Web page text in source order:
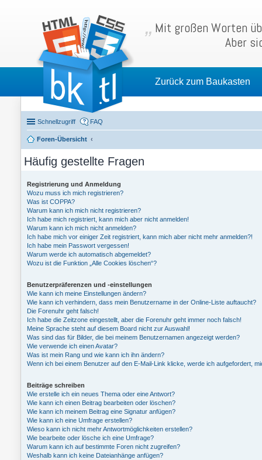
Mit großen Worten
Aber
Zurück zum Baukasten
Schnellzugriff FAQ
Foren-Übersicht
Häufig gestellte Fragen
Registrierung und Anmeldung
Wozu muss ich mich registrieren?
Was ist COPPA?
Warum kann ich mich nicht registrieren?
Ich habe mich registriert, kann mich aber nicht anmelden!
Warum kann ich mich nicht anmelden?
Ich habe mich vor einiger Zeit registriert, kann mich aber nicht mehr anmelden?!
Ich habe mein Passwort vergessen!
Warum werde ich automatisch abgemeldet?
Wozu ist die Funktion „Alle Cookies löschen“?
Benutzerpräferenzen und -einstellungen
Wie kann ich meine Einstellungen ändern?
Wie kann ich verhindern, dass mein Benutzername in der Online-Liste auftaucht?
Die Forenuhr geht falsch!
Ich habe die Zeitzone eingestellt, aber die Forenuhr geht immer noch falsch!
Meine Sprache steht auf diesem Board nicht zur Auswahl!
Was sind das für Bilder, die bei meinem Benutzernamen angezeigt werden?
Wie verwende ich einen Avatar?
Was ist mein Rang und wie kann ich ihn ändern?
Wenn ich bei einem Benutzer auf den E-Mail-Link klicke, werde ich aufgefordert,
Beiträge schreiben
Wie erstelle ich ein neues Thema oder eine Antwort?
Wie kann ich einen Beitrag bearbeiten oder löschen?
Wie kann ich meinem Beitrag eine Signatur anfügen?
Wie kann ich eine Umfrage erstellen?
Wieso kann ich nicht mehr Antwortmöglichkeiten erstellen?
Wie bearbeite oder lösche ich eine Umfrage?
Warum kann ich auf bestimmte Foren nicht zugreifen?
Weshalb kann ich keine Dateianhänge anfügen?